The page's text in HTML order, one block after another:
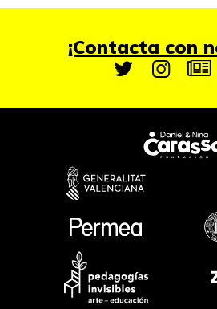
¡Contacta con